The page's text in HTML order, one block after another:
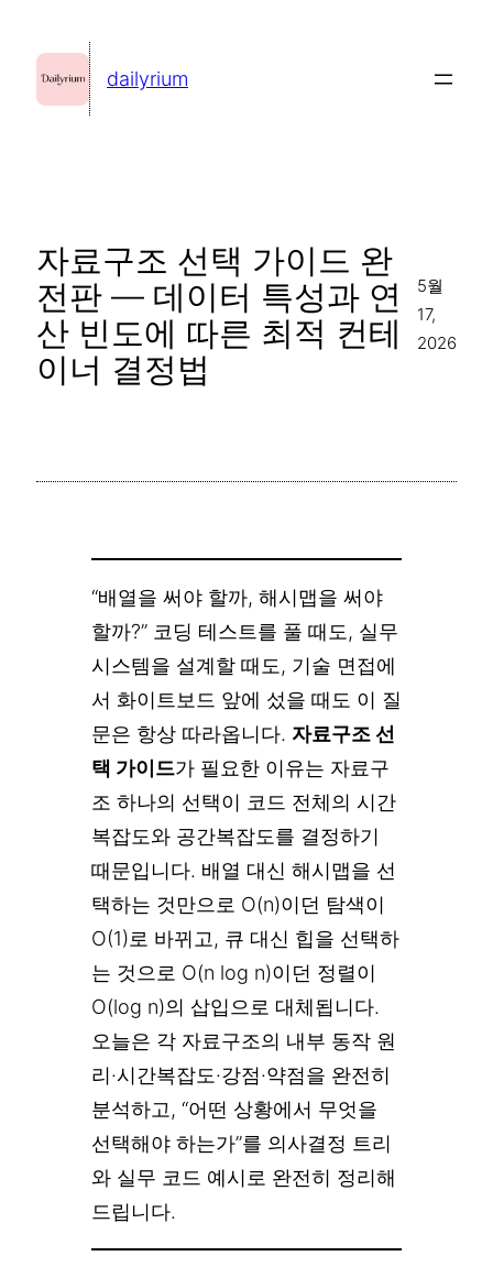
dailyrium
자료구조 선택 가이드 완
전판 — 데이터 특성과 연
산 빈도에 따른 최적 컨테
이너 결정법
5월
17,
2026
“배열을 써야 할까, 해시맵을 써야
할까?” 코딩 테스트를 풀 때도, 실무
시스템을 설계할 때도, 기술 면접에
서 화이트보드 앞에 섰을 때도 이 질
문은 항상 따라옵니다. 자료구조 선
택 가이드가 필요한 이유는 자료구
조 하나의 선택이 코드 전체의 시간
복잡도와 공간복잡도를 결정하기
때문입니다. 배열 대신 해시맵을 선
택하는 것만으로 O(n)이던 탐색이
O(1)로 바뀌고, 큐 대신 힙을 선택하
는 것으로 O(n log n)이던 정렬이
O(log n)의 삽입으로 대체됩니다.
오늘은 각 자료구조의 내부 동작 원
리·시간복잡도·강점·약점을 완전히
분석하고, “어떤 상황에서 무엇을
선택해야 하는가”를 의사결정 트리
와 실무 코드 예시로 완전히 정리해
드립니다.